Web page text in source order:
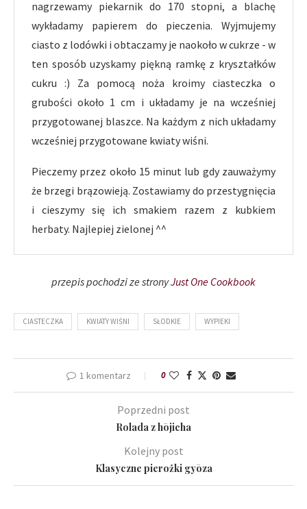
nagrzewamy piekarnik do 170 stopni, a blachę
wykładamy papierem do pieczenia. Wyjmujemy
ciasto z lodówki i obtaczamy je naokoło w cukrze - w
ten sposób uzyskamy piękną ramkę z kryształków
cukru :) Za pomocą noża kroimy ciasteczka o
grubości około 1 cm i układamy je na wcześniej
przygotowanej blaszce. Na każdym z nich układamy
wcześniej przygotowane kwiaty wiśni.
Pieczemy przez około 15 minut lub gdy zauważymy
że brzegi brązowieją. Zostawiamy do przestygnięcia
i cieszymy się ich smakiem razem z kubkiem
herbaty. Najlepiej zielonej ^^
przepis pochodzi ze stronyJust One Cookbook
CIASTECZKA KWIATY WIŚNI SŁODKIE WYPIEKI
1 komentarz 0
Poprzedni post
Rolada z hōjicha
Kolejny post
Klasyczne pierożki gyōza